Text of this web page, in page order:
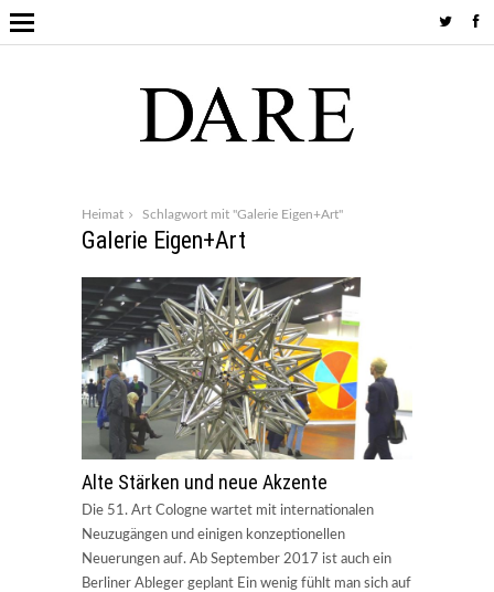
Heimat Schlagwort mit "Galerie Eigen+Art"
Galerie Eigen+Art
Alte Stärken und neue Akzente
Die 51. Art Cologne wartet mit internationalen
Neuzugängen und einigen konzeptionellen
Neuerungen auf. Ab September 2017 ist auch ein
Berliner Ableger geplant Ein wenig fühlt man sich auf